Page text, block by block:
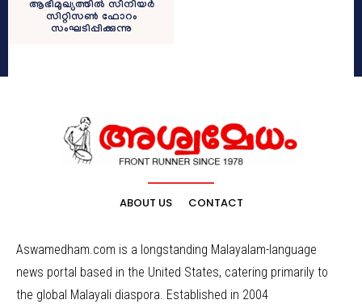
ആഭിമുഖ്യത്തിൽ സീനിയർ
സിറ്റിസൺ ഫോറം
സംഘടിപ്പിക്കുന്നു
ABOUT US CONTACT
Aswamedham.com is a longstanding Malayalam-language
news portal based in the United States, catering primarily to
the global Malayali diaspora. Established in 2004